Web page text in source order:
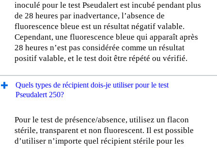
inoculé pour le test Pseudalert est incubé pendant plus
de 28 heures par inadvertance, l’absence de
fluorescence bleue est un résultat négatif valable.
Cependant, une fluorescence bleue qui apparaît après
28 heures n’est pas considérée comme un résultat
positif valable, et le test doit être répété ou vérifié.
Quels types de récipient dois-je utiliser pour le test
Pseudalert 250?
Pour le test de présence/absence, utilisez un flacon
stérile, transparent et non fluorescent. Il est possible
d’utiliser n’importe quel récipient stérile pour les